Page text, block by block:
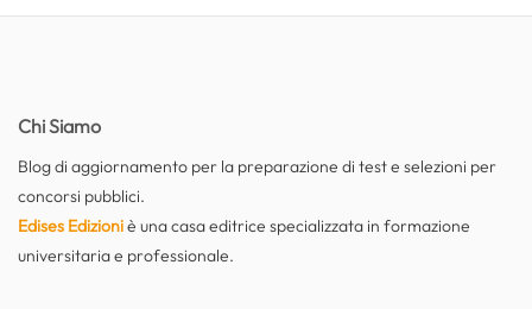
Chi Siamo
Blog di aggiornamento per la preparazione di test e selezioni per
concorsi pubblici.
Edises Edizioniè una casa editrice specializzata in formazione
universitaria e professionale.